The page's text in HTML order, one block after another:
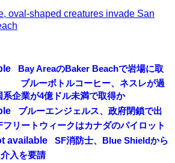
oval-shaped creatures invade San
Bay AreaのBaker Beachで岩場に取
ブルーボトルコーヒー、ネスレが過
企業が4億ドル未満で取得か
ブルーエンジェルス、政府閉鎖で出
リートウィークはカナダのパイロット
SF消防士、Blue Shieldから
入を要請